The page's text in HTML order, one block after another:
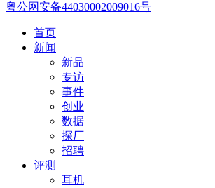
粤公网安备44030002009016号
首页
新闻
新品
专访
事件
创业
数据
探厂
招聘
评测
耳机